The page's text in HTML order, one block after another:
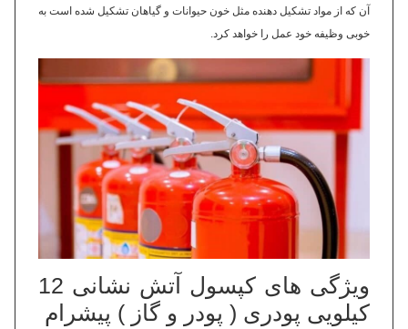
آن که از مواد تشکیل دهنده مثل خون حیوانات و گیاهان تشکیل شده است به
خوبی وظیفه خود عمل را خواهد کرد.
ویژگی های کپسول آتش نشانی 12
کیلویی پودری ( پودر و گاز ) پیشرام